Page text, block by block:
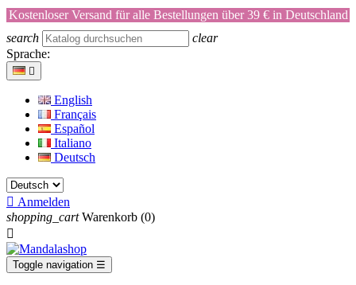
Kostenloser Versand für alle Bestellungen über 39 € in Deutschland
search
clear
Sprache:

English
Français
Español
Italiano
Deutsch
 Anmelden
shopping_cart Warenkorb (0)

Toggle navigation ☰